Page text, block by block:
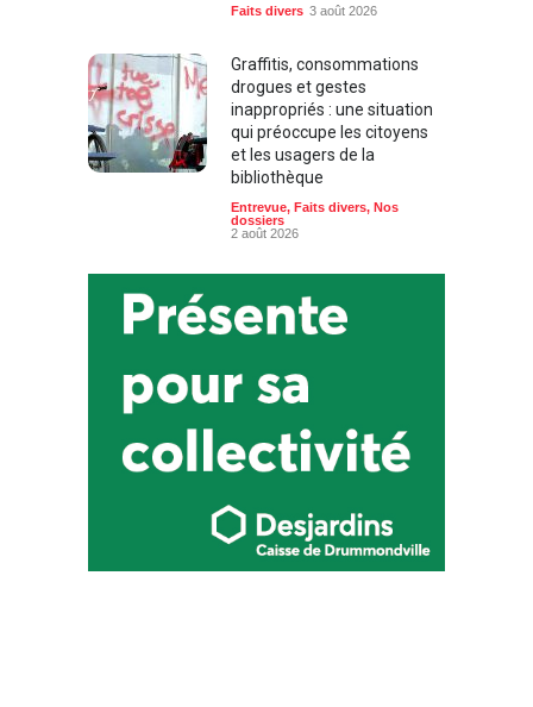
Faits divers 3 août 2026
Graffitis, consommations
drogues et gestes
inappropriés : une situation
qui préoccupe les citoyens
et les usagers de la
bibliothèque
Entrevue, Faits divers, Nos
dossiers
2 août 2026